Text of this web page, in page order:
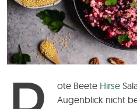
ote Beete Hirse
Augenblick nicht